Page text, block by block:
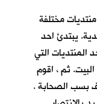
مختلفة
يبتدئ احد
المنتديات التي
ثم ، اقوم
بسب الصحابة .